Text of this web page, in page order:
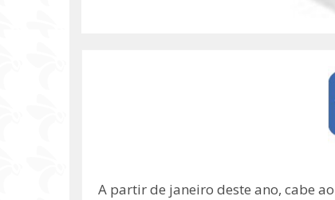
A partir de janeiro deste ano, cabe